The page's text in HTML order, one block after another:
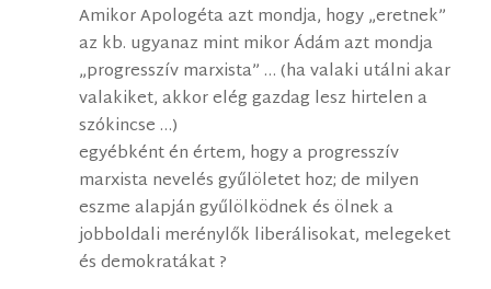
Amikor Apologéta azt mondja, hogy „eretnek”
az kb. ugyanaz mint mikor Ádám azt mondja
„progresszív marxista” … (ha valaki utálni akar
valakiket, akkor elég gazdag lesz hirtelen a
szókincse …)
egyébként én értem, hogy a progresszív
marxista nevelés gyűlöletet hoz; de milyen
eszme alapján gyűlölködnek és ölnek a
jobboldali merénylők liberálisokat, melegeket
és demokratákat ?